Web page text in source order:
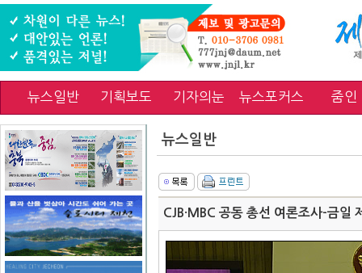
뉴스일반 기획보도 기자의눈 뉴스포커스 줌인
뉴스일반
CJB·MBC 공동 총선 여론조사-금일